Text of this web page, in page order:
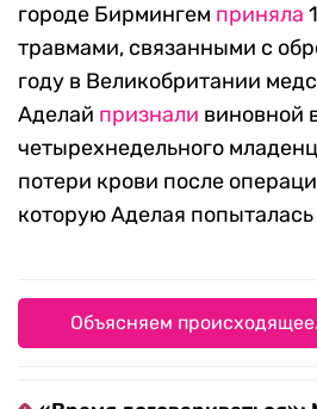
городе Бирмингем приняла
травмами, связанными с
году в Великобритании
Аделай признали виновной
четырехнедельного
потери крови после
которую Аделая
Объясняем